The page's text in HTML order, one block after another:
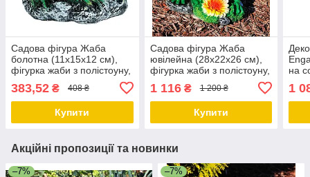
Садова фігура Жаба
болотна (11х15х12 см),
фігурка жаби з полістоуну,
садові статуетки, садово-
паркові фігури
383,52 ₴ 408 ₴
Купити
Садова фігура Жаба
ювілейна (28х22х26 см),
фігурка жаби з полістоуну,
садові статуетки, садово-
паркові фігури
1 116₴ 1 200 ₴
Купити
на
1
Акційні пропозиції та новинки
–7% –7%